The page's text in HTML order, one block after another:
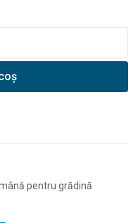
pentru grădină